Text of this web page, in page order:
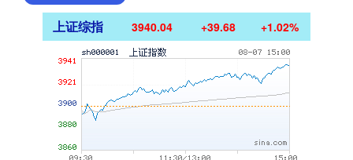
上证综指 3940.04 +39.68 +1.02%